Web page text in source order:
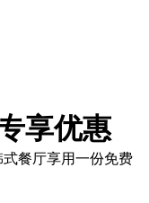
享优惠
餐厅享用一份免费